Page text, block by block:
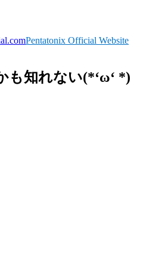
Pentatonix Official Website
も知れない(*‘ω‘ *)